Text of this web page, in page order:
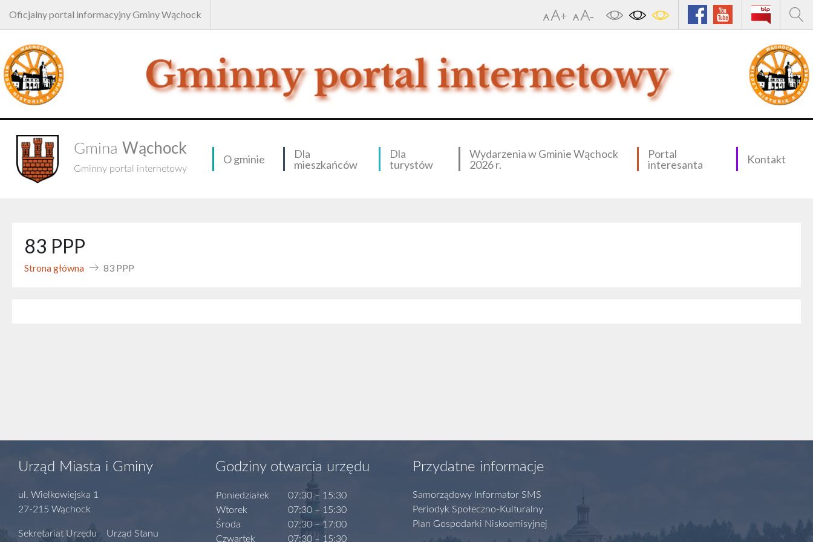
Oficjalny portal informacyjny Gminy Wąchock
Gmina Wąchock
Gminny portal internetowy
O gminie
Dla
mieszkańców
Dla
turystów
Wydarzenia w Gminie Wąchock
2026 r.
Portal
interesanta
Kontakt
83 PPP
Strona główna 83 PPP
Urząd Miasta i Gminy
ul. Wielkowiejska 1
27-215 Wąchock
Sekretariat Urzędu Urząd Stanu
Godziny otwarcia urzędu
Poniedziałek
Wtorek
Środa
Czwartek
07:30 – 15:30
07:30 – 15:30
07:30 – 17:00
07:30 – 15:30
Przydatne informacje
Samorządowy Informator SMS
Periodyk Społeczno-Kulturalny
Plan Gospodarki Niskoemisyjnej